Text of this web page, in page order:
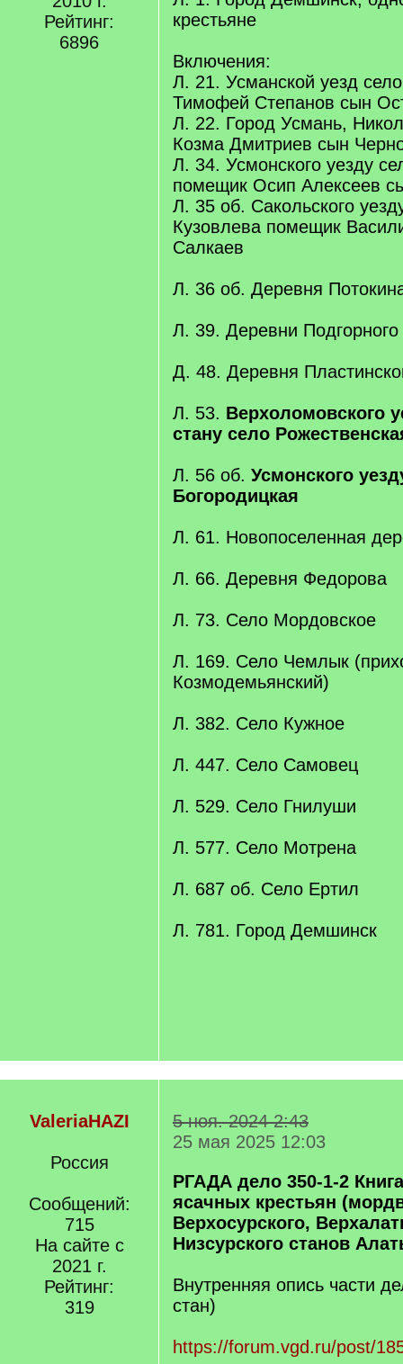
Рейтинг:
6896
крестьяне
Включения:
Л. 21. Усманской уезд
Тимофей Степанов сын
Л. 22. Город Усмань,
Козма Дмитриев сын
Л. 34. Усмонского уезду
помещик Осип Алексеев
Л. 35 об. Сакольского
Кузовлева помещик
Салкаев
Л. 36 об. Деревня
Л. 39. Деревни Подгорного
Д. 48. Деревня
Л. 53. Верхоломовского
стану село
Л. 56 об. Усмонского
Богородицкая
Л. 61. Новопоселенная
Л. 66. Деревня Федорова
Л. 73. Село Мордовское
Л. 169. Село Чемлык
Козмодемьянский)
Л. 382. Село Кужное
Л. 447. Село Самовец
Л. 529. Село Гнилуши
Л. 577. Село Мотрена
Л. 687 об. Село Ертил
Л. 781. Город Демшинск
ValeriaHAZI
Россия
Сообщений:
715
На сайте с
2021 г.
Рейтинг:
319
5 ноя. 2024 2:43
25 мая 2025 12:03
РГАДА дело 350-1-2
ясачных крестьян
Верхосурского,
Низсурского станов
Внутренняя опись части
стан)
https://forum.vgd.ru/post/